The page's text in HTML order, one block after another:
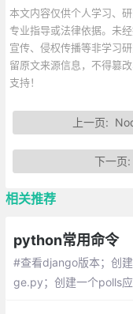
本文内容仅供个人学习、
专业指导或法律依据。未
宣传、侵权传播等非学习
留原文来源信息，不得篡
支持！
上一页:
下一页:
相关推荐
python常用命令
#查看django版本；创
ge.py；创建一个polls